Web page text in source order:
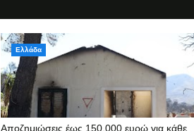
Ελλάδα
Αποζημιώσεις έως 150.000 ευρώ για κάθε